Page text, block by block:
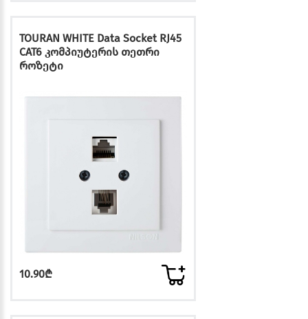
TOURAN WHITE Data Socket RJ45
CAT6 კომპიუტერის თეთრი
როზეტი
10.90₾